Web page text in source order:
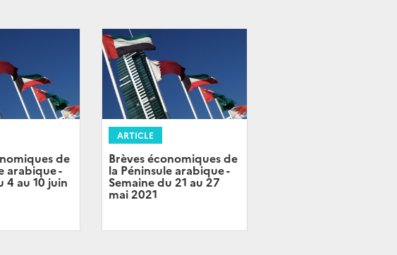
de
arabique -
4 au 10 juin
ARTICLE
Brèves économiques de
la Péninsule arabique -
Semaine du 21 au 27
mai 2021